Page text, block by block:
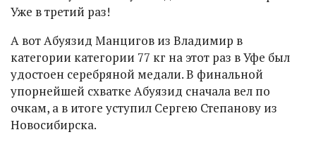
Уже в третий раз!
А вот Абуязид Манцигов из Владимир в
категории категории 77 кг на этот раз в Уфе был
удостоен серебряной медали. В финальной
упорнейшей схватке Абуязид сначала вел по
очкам, а в итоге уступил Сергею Степанову из
Новосибирска.